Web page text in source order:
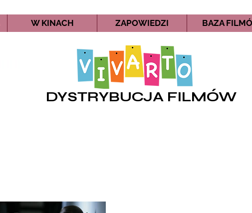
W KINACH ZAPOWIEDZI BAZA
DYSTRYBUCJA FILMÓW